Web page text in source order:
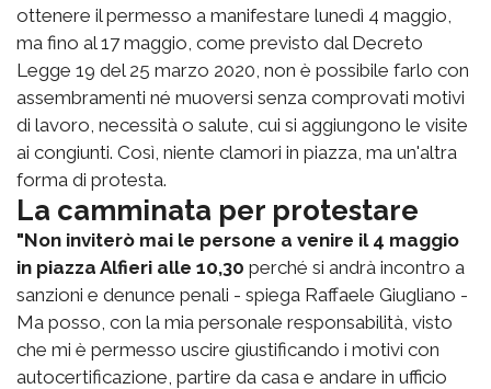
ottenere il permesso a manifestare lunedì 4 maggio,
ma fino al 17 maggio, come previsto dal Decreto
Legge 19 del 25 marzo 2020, non è possibile farlo con
assembramenti né muoversi senza comprovati motivi
di lavoro, necessità o salute, cui si aggiungono le visite
ai congiunti. Così, niente clamori in piazza, ma un'altra
forma di protesta.
La camminata per protestare
"Non inviterò mai le persone a venire il 4 maggio
in piazza Alfieri alle 10,30 perché si andrà incontro a
sanzioni e denunce penali - spiega Raffaele Giugliano -
Ma posso, con la mia personale responsabilità, visto
che mi è permesso uscire giustificando i motivi con
autocertificazione, partire da casa e andare in ufficio